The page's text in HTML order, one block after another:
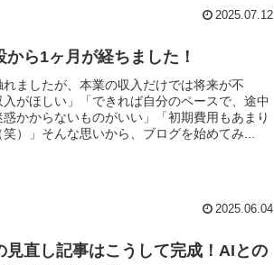
2025.07.12
から1ヶ月が経ちました！
ましたが、本業の収入だけでは将来が不
がほしい」「できれば自分のペースで、途中
かからないものがいい」「初期費用もあまり
）」そんな思いから、ブログを始めてみ...
2025.06.04
見直し記事はこうして完成！AIとの